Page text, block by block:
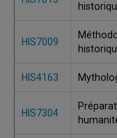
HIS7009
HIS4163
HIS7304